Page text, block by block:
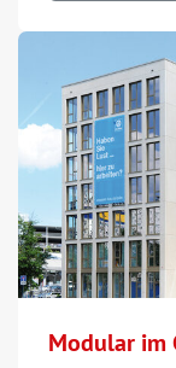
Modular im